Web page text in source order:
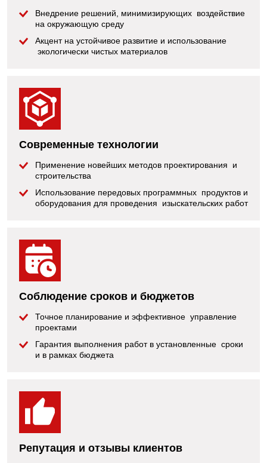
Внедрение решений, минимизирующих воздействие
на окружающую среду
Акцент на устойчивое развитие и использование
экологически чистых материалов
Современные технологии
Применение новейших методов проектирования и
строительства
Использование передовых программных продуктов и
оборудования для проведения изыскательских работ
Соблюдение сроков и бюджетов
Точное планирование и эффективное управление
проектами
Гарантия выполнения работ в установленные сроки
и в рамках бюджета
Репутация и отзывы клиентов